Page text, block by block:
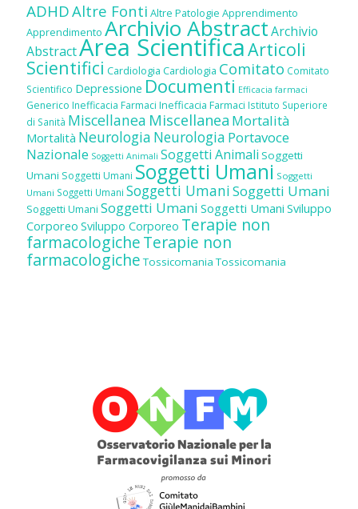
ADHDAltre Fonti Altre Patologie Apprendimento
Apprendimento Archivio AbstractArchivio
AbstractArea ScientificaArticoli
Scientifici Cardiologia Cardiologia Comitato Comitato
Scientifico Depressione Documenti Efficacia farmaci
Generico Inefficacia Farmaci Inefficacia Farmaci Istituto Superiore
di Sanità Miscellanea Miscellanea Mortalità
Mortalità Neurologia Neurologia Portavoce
Nazionale Soggetti Animali Soggetti Animali Soggetti
Umani Soggetti Umani Soggetti Umani Soggetti
Umani Soggetti Umani Soggetti UmaniSoggetti Umani
Soggetti Umani Soggetti Umani Soggetti Umani Sviluppo
Corporeo Sviluppo Corporeo Terapie non
farmacologicheTerapie non
farmacologiche Tossicomania Tossicomania